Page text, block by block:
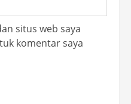
situs web saya
komentar saya